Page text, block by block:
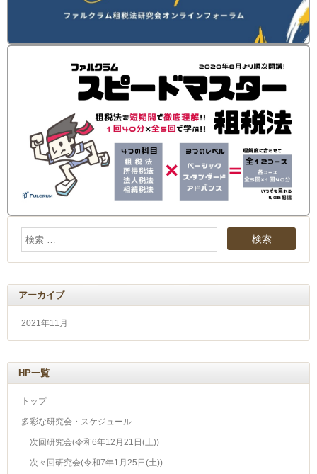
アーカイブ
2021年11月
HP一覧
トップ
多彩な研究会・スケジュール
次回研究会(令和6年12月21日(土))
次々回研究会(令和7年1月25日(土))